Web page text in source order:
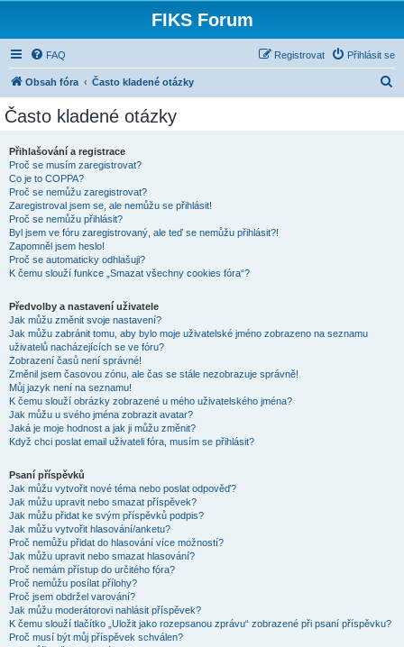
FIKS Forum
FAQ Přihlásit se
Registrovat
Obsah fóra Často kladené otázky
Často kladené otázky
Přihlašování a registrace
Proč se musím zaregistrovat?
Co je to COPPA?
Proč se nemůžu zaregistrovat?
Zaregistroval jsem se, ale nemůžu se přihlásit!
Proč se nemůžu přihlásit?
Byl jsem ve fóru zaregistrovaný, ale teď se nemůžu přihlásit?!
Zapomněl jsem heslo!
Proč se automaticky odhlašuji?
K čemu slouží funkce „Smazat všechny cookies fóra“?
Předvolby a nastavení uživatele
Jak můžu změnit svoje nastavení?
Jak můžu zabránit tomu, aby bylo moje uživatelské jméno zobrazeno na seznamu
uživatelů nacházejících se ve fóru?
Zobrazení časů není správné!
Změnil jsem časovou zónu, ale čas se stále nezobrazuje správně!
Můj jazyk není na seznamu!
K čemu slouží obrázky zobrazené u mého uživatelského jména?
Jak můžu u svého jména zobrazit avatar?
Jaká je moje hodnost a jak ji můžu změnit?
Když chci poslat email uživateli fóra, musím se přihlásit?
Psaní příspěvků
Jak můžu vytvořit nové téma nebo poslat odpověď?
Jak můžu upravit nebo smazat příspěvek?
Jak můžu přidat ke svým příspěvků podpis?
Jak můžu vytvořit hlasování/anketu?
Proč nemůžu přidat do hlasování více možností?
Jak můžu upravit nebo smazat hlasování?
Proč nemám přístup do určitého fóra?
Proč nemůžu posílat přílohy?
Proč jsem obdržel varování?
Jak můžu moderátorovi nahlásit příspěvek?
K čemu slouží tlačítko „Uložit jako rozepsanou zprávu“ zobrazené při psaní příspěvku?
Proč musí být můj příspěvek schválen?